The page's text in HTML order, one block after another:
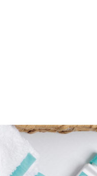
πιο πιστός